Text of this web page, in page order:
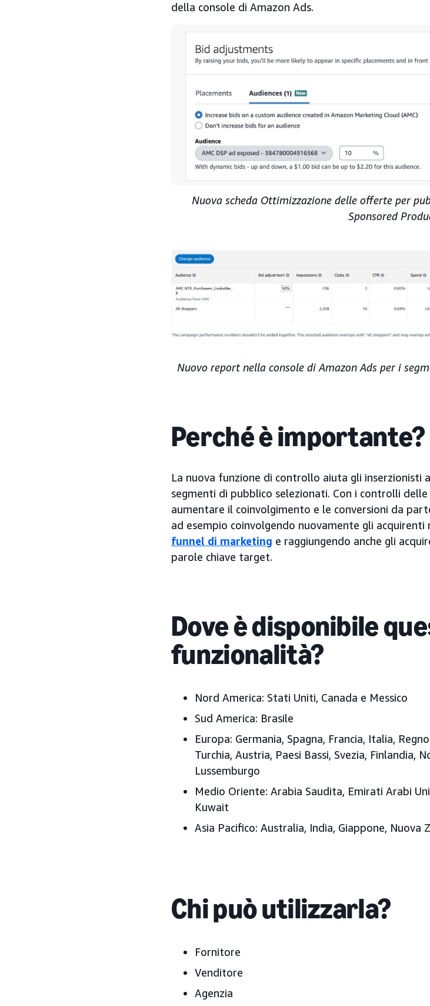
della console di Amazon Ads.
Nuova scheda Ottimizzazione delle offerte per
Sponsored
Nuovo report nella console di Amazon Ads per i
Perché è importante?
La nuova funzione di controllo aiuta gli inserzionisti
segmenti di pubblico selezionati. Con i controlli
aumentare il coinvolgimento e le conversioni da
ad esempio coinvolgendo nuovamente gli
funnel di marketing e raggiungendo anche gli
parole chiave target.
Dove è disponibile
funzionalità?
Nord America: Stati Uniti, Canada e Messico
Sud America: Brasile
Europa: Germania, Spagna, Francia, Italia,
Turchia, Austria, Paesi Bassi, Svezia, Finlandia,
Lussemburgo
Medio Oriente: Arabia Saudita, Emirati Arabi
Kuwait
Asia Pacifico: Australia, India, Giappone, Nuova
Chi può utilizzarla?
Fornitore
Venditore
Agenzia